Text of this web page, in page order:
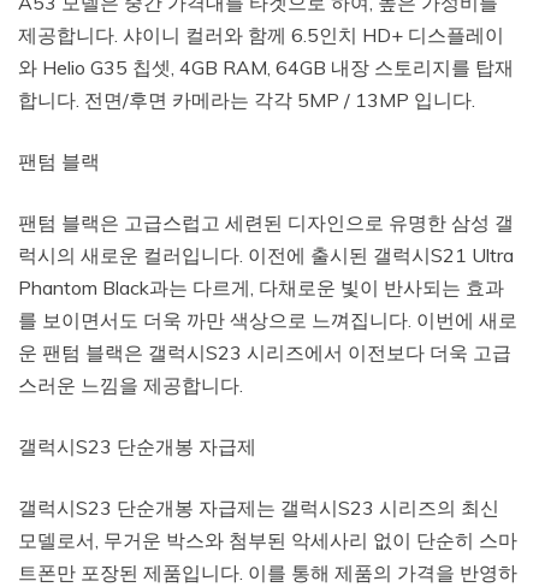
제공합니다. 샤이니 컬러와 함께 6.5인치 HD+ 디스플레이
와 Helio G35 칩셋, 4GB RAM, 64GB 내장 스토리지를 탑재
합니다. 전면/후면 카메라는 각각 5MP / 13MP 입니다.
팬텀 블랙
팬텀 블랙은 고급스럽고 세련된 디자인으로 유명한 삼성 갤
럭시의 새로운 컬러입니다. 이전에 출시된 갤럭시S21 Ultra
Phantom Black과는 다르게, 다채로운 빛이 반사되는 효과
를 보이면서도 더욱 까만 색상으로 느껴집니다. 이번에 새로
운 팬텀 블랙은 갤럭시S23 시리즈에서 이전보다 더욱 고급
스러운 느낌을 제공합니다.
갤럭시S23 단순개봉 자급제
갤럭시S23 단순개봉 자급제는 갤럭시S23 시리즈의 최신
모델로서, 무거운 박스와 첨부된 악세사리 없이 단순히 스마
트폰만 포장된 제품입니다. 이를 통해 제품의 가격을 반영하